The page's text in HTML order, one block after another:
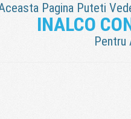
Pagina Puteti
INALCO
Pentru